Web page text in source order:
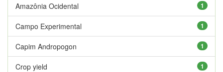
1
Amazônia Ocidental
1
Campo Experimental
1
Capim Andropogon
1
Crop yield